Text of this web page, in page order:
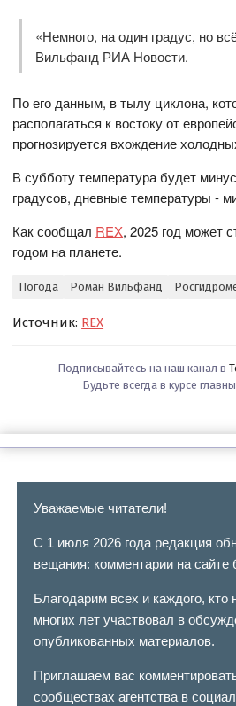
«Немного, на один градус, но
Вильфанд РИА Новости.
По его данным, в тылу циклона,
располагаться к востоку от
прогнозируется вхождение
В субботу температура будет
градусов, дневные температуры -
Как сообщал REX, 2025 год может
годом на планете.
Погода Роман Вильфанд
Источник: REX
Подписывайтесь на наш канал в
Будьте всегда в курсе
Уважаемые читатели!
С 1 июля 2026 года редакция
вещания: комментарии на сайте
Благодарим всех и каждого, кто
многих лет участвовал в
опубликованных материалов.
Приглашаем вас
сообществах агентства в